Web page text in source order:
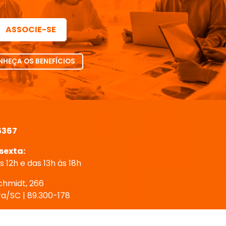
ASSOCIE-SE
OS BENEFÍCIOS
12h e das 13h às 18h
266
SC | 89.300-178